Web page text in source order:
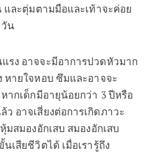
ละตุ่มตามมือและเท้าจะค่อย
วัน
รง อาจจะมีอาการปวดหัวมาก
ายใจหอบ ซึมและอาจจะ
ากเด็กมีอายุน้อยกว่า 3 ปีหรือ
อาจเสี่ยงต่อการเกิดภาวะ
มสมองอักเสบ สมองอักเสบ
เสียชีวิตได้ เมื่อเรารู้ถึง